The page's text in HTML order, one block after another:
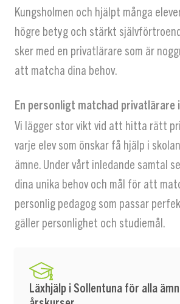
Kungsholmen och hjälpt många
högre betyg och stärkt
sker med en privatlärare som är
att matcha dina behov.
En personligt matchad privatlärare
Vi lägger stor vikt vid att hitta rätt
varje elev som önskar få hjälp i
ämne. Under vårt inledande samtal
dina unika behov och mål för att
personlig pedagog som passar
gäller personlighet och studiemål.
Läxhjälp i Sollentuna för alla